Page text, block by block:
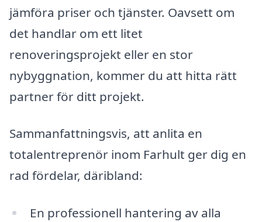
jämföra priser och tjänster. Oavsett om
det handlar om ett litet
renoveringsprojekt eller en stor
nybyggnation, kommer du att hitta rätt
partner för ditt projekt.
Sammanfattningsvis, att anlita en
totalentreprenör inom Farhult ger dig en
rad fördelar, däribland:
En professionell hantering av alla